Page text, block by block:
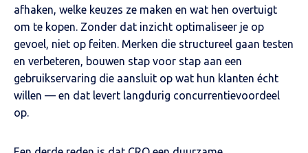
afhaken, welke keuzes ze maken en wat hen overtuigt
om te kopen. Zonder dat inzicht optimaliseer je op
gevoel, niet op feiten. Merken die structureel gaan testen
en verbeteren, bouwen stap voor stap aan een
gebruikservaring die aansluit op wat hun klanten écht
willen — en dat levert langdurig concurrentievoordeel
op.